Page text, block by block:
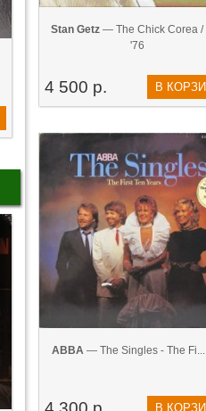
Stan Getz— The Chick Corea /
'76
4 500 р. В
ABBA — The Singles - The
В